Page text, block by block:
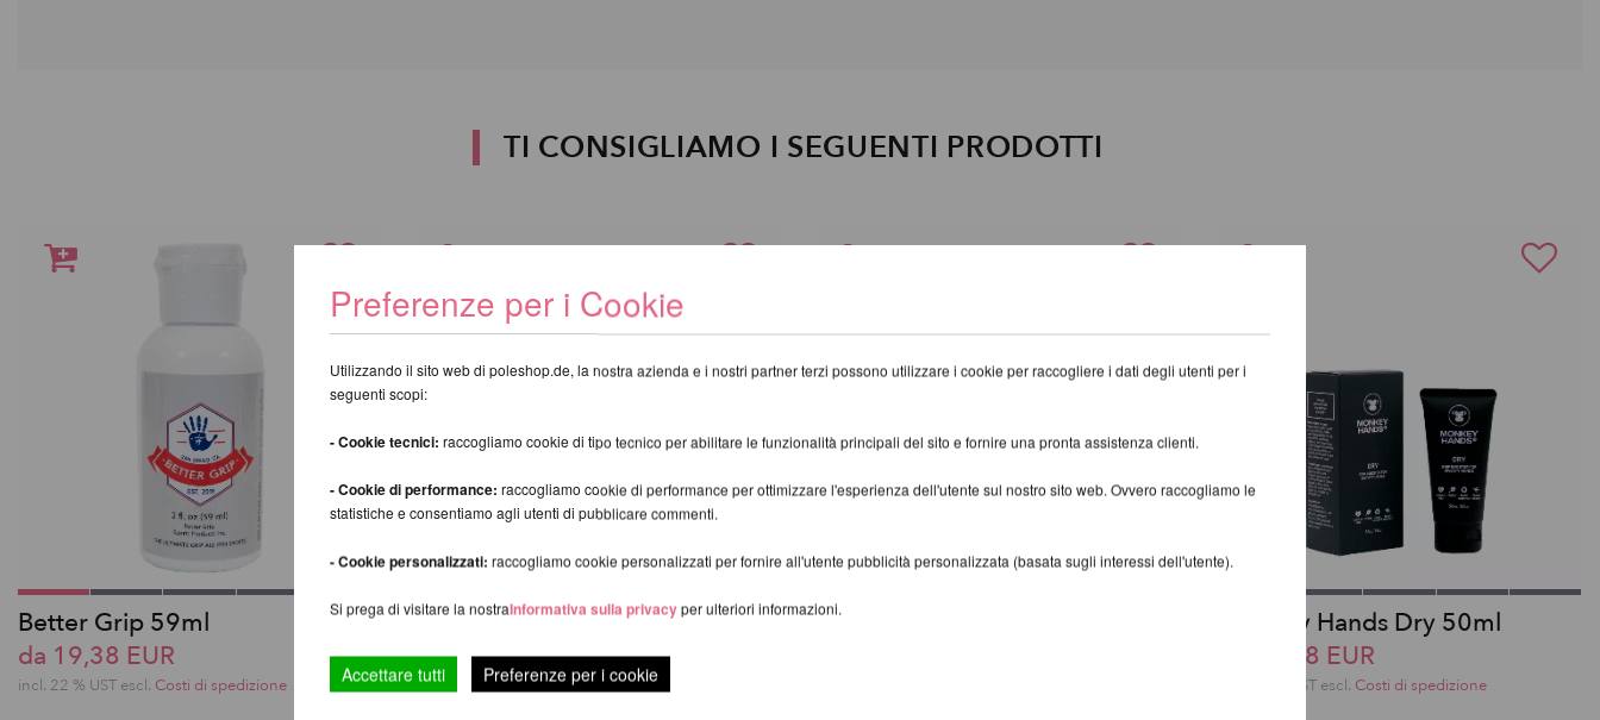
TI CONSIGLIAMO I SEGUENTI PRODOTTI
Better Grip 59ml
da 19,38 EUR
incl. 22 % UST escl. Costi di spedizione
Monkey Hands Grip
antibatterico
da 25,63 EUR
Monkey Hands Grip
Monkey Hands Dry 50ml
da 15,28 EUR
incl. 22 % UST escl. Costi di spedizione
Preferenze per i Cookie
Utilizzando il sito web di poleshop.de, la nostra azienda e i nostri partner terzi possono utilizzare i cookie per raccogliere i dati degli utenti per i
seguenti scopi:
- Cookie tecnici: raccogliamo cookie di tipo tecnico per abilitare le funzionalità principali del sito e fornire una pronta assistenza clienti.
- Cookie di performance: raccogliamo cookie di performance per ottimizzare l'esperienza dell'utente sul nostro sito web. Ovvero raccogliamo le
statistiche e consentiamo agli utenti di pubblicare commenti.
- Cookie personalizzati: raccogliamo cookie personalizzati per fornire all'utente pubblicità personalizzata (basata sugli interessi dell'utente).
Si prega di visitare la nostraInformativa sulla privacy per ulteriori informazioni.
Accettare tutti Preferenze per i cookie